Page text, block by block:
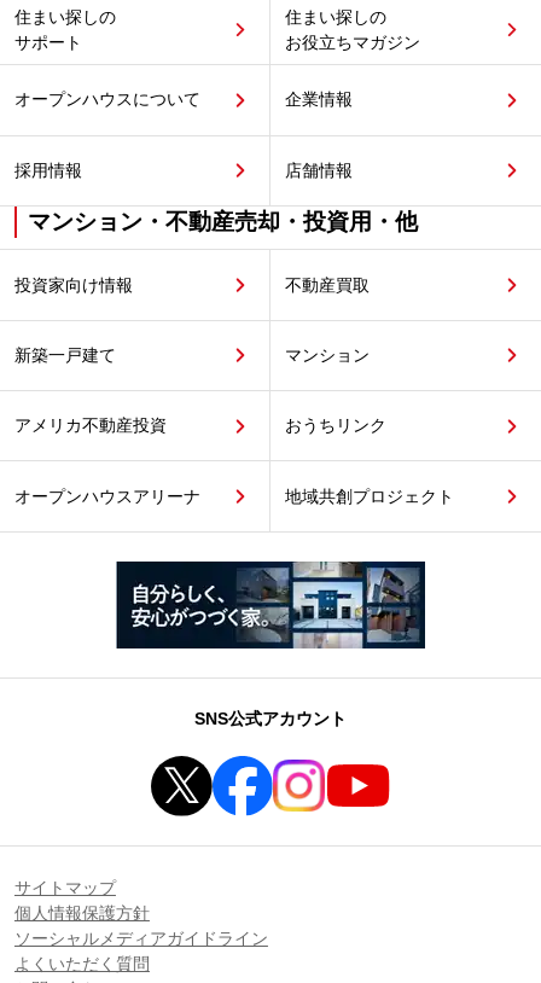
住まい探しの
サポート
住まい探しの
お役立ちマガジン
オープンハウスについて 企業情報
採用情報 店舗情報
マンション・不動産売却・投資用・他
投資家向け情報 不動産買取
新築一戸建て マンション
アメリカ不動産投資 おうちリンク
オープンハウスアリーナ 地域共創プロジェクト
SNS公式アカウント
サイトマップ
個人情報保護方針
ソーシャルメディアガイドライン
よくいただく質問